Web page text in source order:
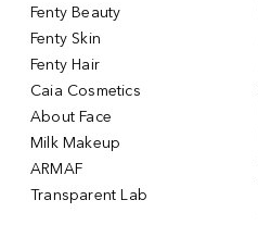
Fenty Beauty
Fenty Skin
Fenty Hair
Caia Cosmetics
About Face
Milk Makeup
ARMAF
Transparent Lab